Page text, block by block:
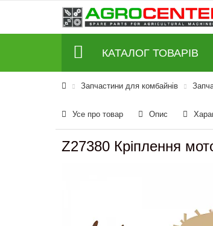
КАТАЛОГ ТОВАРІВ
Запчастини для комбайнів
Усе про товар Опис
Z27380 Кріплення